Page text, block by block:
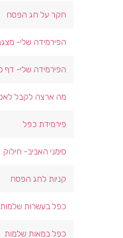
חקר על חג הפסח
הפירמידה שלי-
הפירמידה שלי- דף
מה ארצה לקבל
פירמידת כפל
סימני האביב- חילוק
קניות לחג הפסח
כפל בעשרות שלמות
כפל במאות שלמות